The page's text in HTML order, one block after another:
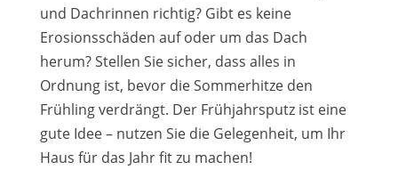
und Dachrinnen richtig? Gibt es keine
Erosionsschäden auf oder um das Dach
herum? Stellen Sie sicher, dass alles in
Ordnung ist, bevor die Sommerhitze den
Frühling verdrängt. Der Frühjahrsputz ist eine
gute Idee – nutzen Sie die Gelegenheit, um Ihr
Haus für das Jahr fit zu machen!